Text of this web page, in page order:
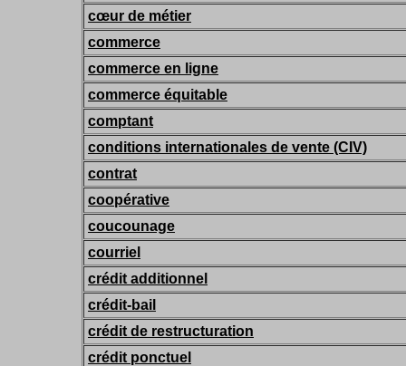
cœur de métier
commerce
commerce en ligne
commerce équitable
comptant
conditions internationales de vente (CIV)
contrat
coopérative
coucounage
courriel
crédit additionnel
crédit-bail
crédit de restructuration
crédit ponctuel